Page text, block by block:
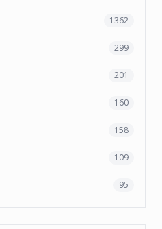
1362
299
201
160
158
109
95